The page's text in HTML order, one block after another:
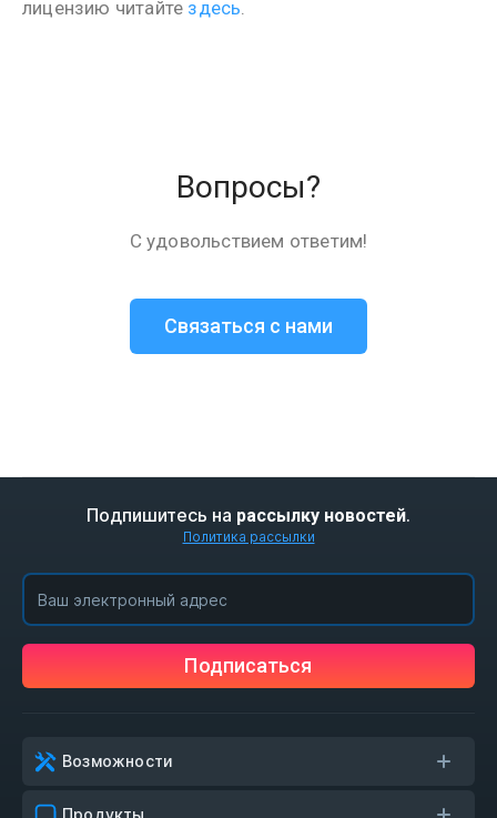
лицензию читайте здесь.
Вопросы?
С удовольствием ответим!
Связаться с нами
Подпишитесь на рассылку новостей.
Политика рассылки
Подписаться
Возможности